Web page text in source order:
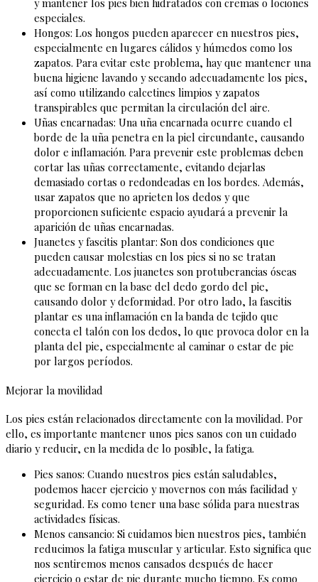
y mantener los pies bien hidratados con cremas o lociones
especiales.
Hongos: Los hongos pueden aparecer en nuestros pies,
especialmente en lugares cálidos y húmedos como los
zapatos. Para evitar este problema, hay que mantener una
buena higiene lavando y secando adecuadamente los pies,
así como utilizando calcetines limpios y zapatos
transpirables que permitan la circulación del aire.
Uñas encarnadas: Una uña encarnada ocurre cuando el
borde de la uña penetra en la piel circundante, causando
dolor e inflamación. Para prevenir este problemas deben
cortar las uñas correctamente, evitando dejarlas
demasiado cortas o redondeadas en los bordes. Además,
usar zapatos que no aprieten los dedos y que
proporcionen suficiente espacio ayudará a prevenir la
aparición de uñas encarnadas.
Juanetes y fascitis plantar: Son dos condiciones que
pueden causar molestias en los pies si no se tratan
adecuadamente. Los juanetes son protuberancias óseas
que se forman en la base del dedo gordo del pie,
causando dolor y deformidad. Por otro lado, la fascitis
plantar es una inflamación en la banda de tejido que
conecta el talón con los dedos, lo que provoca dolor en la
planta del pie, especialmente al caminar o estar de pie
por largos períodos.
Mejorar la movilidad
Los pies están relacionados directamente con la movilidad. Por
ello, es importante mantener unos pies sanos con un cuidado
diario y reducir, en la medida de lo posible, la fatiga.
Pies sanos: Cuando nuestros pies están saludables,
podemos hacer ejercicio y movernos con más facilidad y
seguridad. Es como tener una base sólida para nuestras
actividades físicas.
Menos cansancio: Si cuidamos bien nuestros pies, también
reducimos la fatiga muscular y articular. Esto significa que
nos sentiremos menos cansados después de hacer
ejercicio o estar de pie durante mucho tiempo. Es como